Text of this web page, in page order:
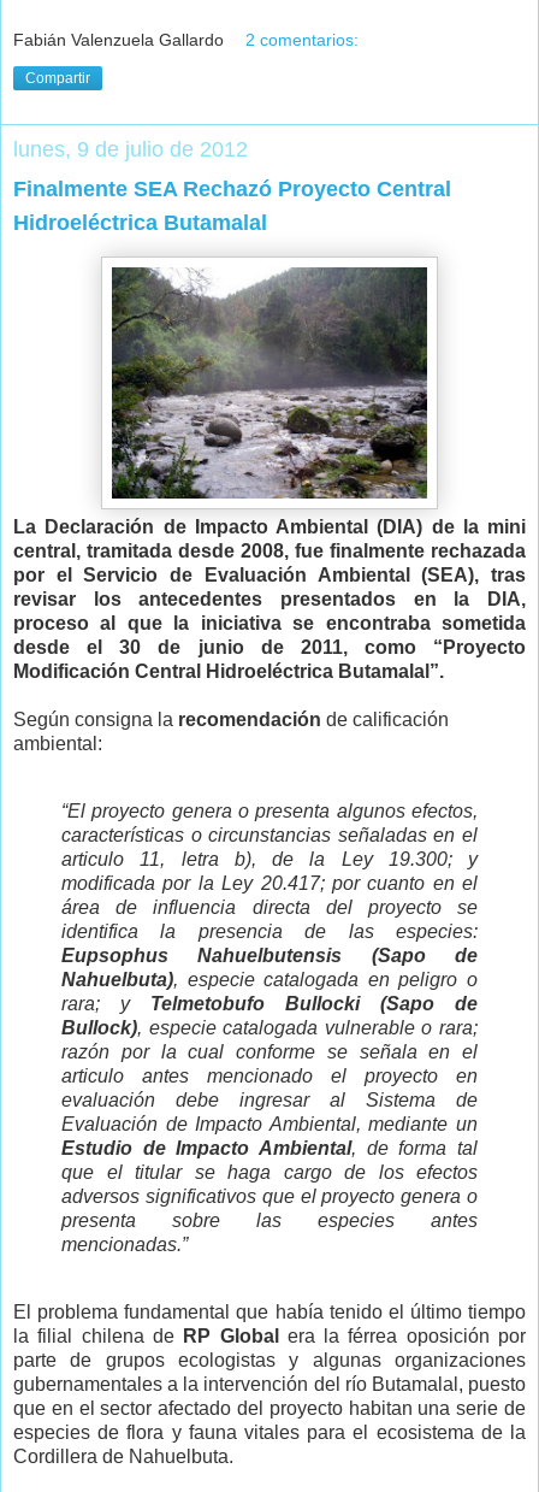
Fabián Valenzuela Gallardo 2 comentarios:
Compartir
lunes, 9 de julio de 2012
Finalmente SEA Rechazó Proyecto Central
Hidroeléctrica Butamalal
La Declaración de Impacto Ambiental
(DIA) de la mini
central, tramitada desde 2008, fue finalmente rechazada
por el Servicio de Evaluación Ambiental (SEA), tras
revisar los antecedentes presentados en la DIA,
proceso al que la iniciativa se encontraba sometida
desde el 30 de junio de 2011, como “Proyecto
Modificación Central Hidroeléctrica Butamalal”.
Según consigna la recomendación de calificación
ambiental:
“El proyecto genera o presenta algunos efectos,
características o circunstancias señaladas en el
articulo 11, letra b), de la Ley 19.300; y
modificada por la Ley 20.417; por cuanto en el
área de influencia directa del proyecto se
identifica la presencia de las especies:
Eupsophus Nahuelbutensis (Sapo de
Nahuelbuta), especie catalogada en peligro o
rara; y Telmetobufo Bullocki (Sapo de
Bullock), especie catalogada vulnerable o rara;
razón por la cual conforme se señala en el
articulo antes mencionado el proyecto en
evaluación debe ingresar al Sistema de
Evaluación de Impacto Ambiental, mediante un
Estudio de Impacto Ambiental, de forma tal
que el titular se haga cargo de los efectos
adversos significativos que el proyecto genera o
presenta sobre las especies antes
mencionadas.”
El problema fundamental que había tenido el último tiempo
la filial chilena de RP Global
era la férrea oposición por
parte de grupos ecologistas y algunas organizaciones
gubernamentales a la intervención del río Butamalal, puesto
que en el sector afectado del proyecto habitan una serie de
especies de flora y fauna vitales para el ecosistema de la
Cordillera de Nahuelbuta.